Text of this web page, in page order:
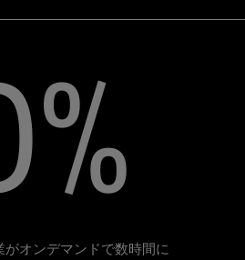
%
オンデマンドで数時間に